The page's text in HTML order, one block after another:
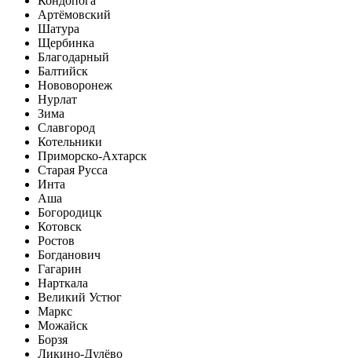
Артёмовский
Шатура
Щербинка
Благодарный
Балтийск
Нововоронеж
Нурлат
Зима
Славгород
Котельники
Приморско-Ахтарск
Старая Русса
Инта
Аша
Богородицк
Котовск
Ростов
Богданович
Гагарин
Нарткала
Великий Устюг
Маркс
Можайск
Борзя
Ликино-Дулёво